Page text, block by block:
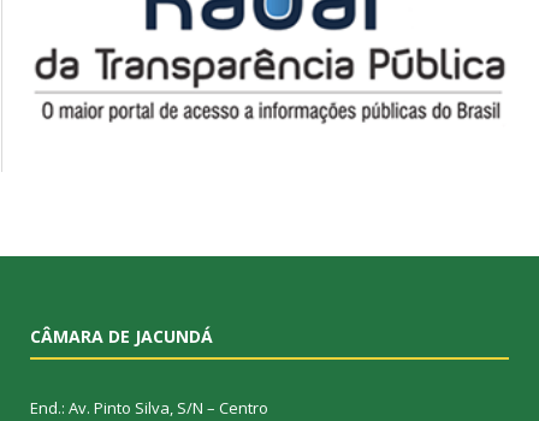
CÂMARA DE JACUNDÁ
End.: Av. Pinto Silva, S/N – Centro